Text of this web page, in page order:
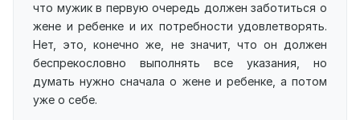
что мужик в первую очередь должен заботиться о
жене и ребенке и их потребности удовлетворять.
Нет, это, конечно же, не значит, что он должен
беспрекословно выполнять все указания, но
думать нужно сначала о жене и ребенке, а потом
уже о себе.